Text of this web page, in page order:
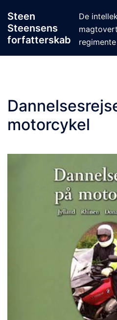
content
Steen
Steensens
forfatterskab
De
regimente
motorcykel